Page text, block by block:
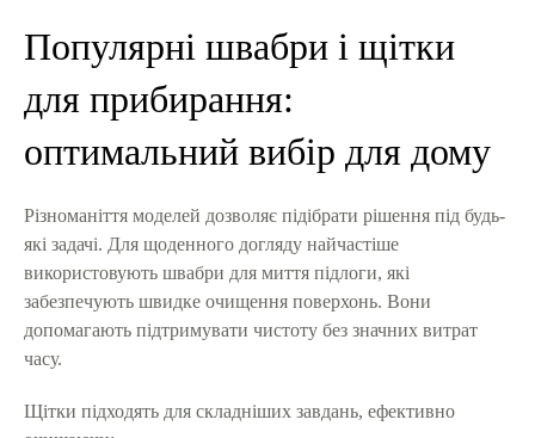
Популярні швабри і щітки
для прибирання:
оптимальний вибір для дому
Різноманіття моделей дозволяє підібрати рішення під будь-
які задачі. Для щоденного догляду найчастіше
використовують швабри для миття підлоги, які
забезпечують швидке очищення поверхонь. Вони
допомагають підтримувати чистоту без значних витрат
часу.
Щітки підходять для складніших завдань, ефективно